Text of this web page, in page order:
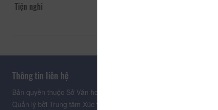
Tiện nghi
Thông tin liên hệ
Bản quyền thuộc Sở Văn hoá, Thể thao và Du lịch Lâm Đồng.
Quản lý bởi Trung tâm Xúc tiến Du lịch Lâm Đồng